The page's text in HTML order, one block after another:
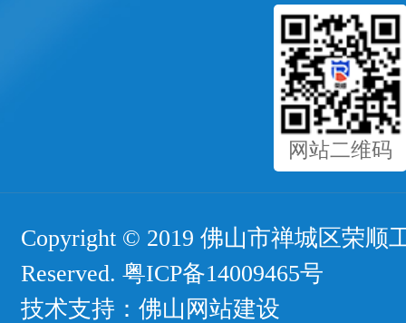
网站二维码
Copyright © 2019 佛山市禅城区荣顺
Reserved. 粤ICP备14009465号
技术支持： 佛山网站建设